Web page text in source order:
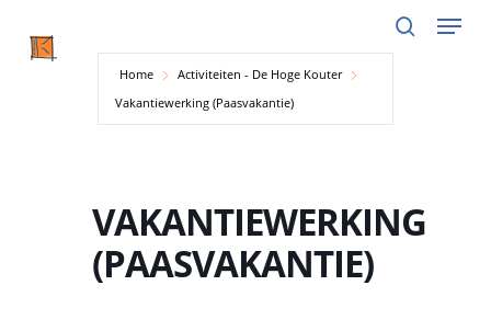
Menu
Home
Activiteiten - De Hoge Kouter
Vakantiewerking (Paasvakantie)
VAKANTIEWERKING
(PAASVAKANTIE)